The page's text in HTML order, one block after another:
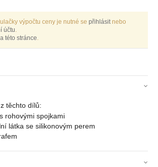
výpočtu ceny je nutné se přihlásitnebo
účtu.
této stránce.
těchto dílů:
rohovými spojkami
látka se silikonovým perem